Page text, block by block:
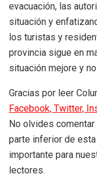
evacuación, las
situación y
los turistas y
provincia sigue en
situación mejore y
Gracias por leer
Facebook, Twitter,
No olvides
parte inferior de
importante para
lectores.